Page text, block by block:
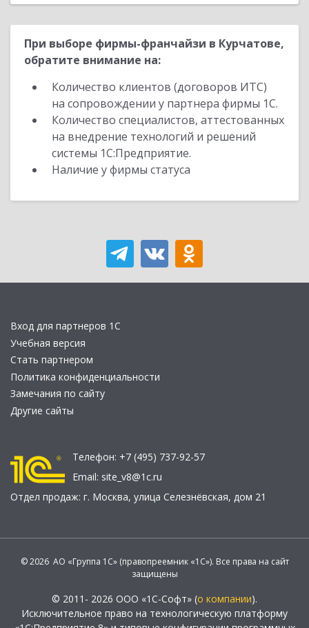
При выборе фирмы-франчайзи в Курчатове,
обратите внимание на:
Количество клиентов (договоров ИТС)
на сопровождении у партнера фирмы 1С.
Количество специалистов, аттестованных
на внедрение технологий и решений
системы 1С:Предприятие.
Наличие у фирмы статуса
Вход для партнеров 1С
Учебная версия
Стать партнером
Политика конфиденциальности
Замечания по сайту
Другие сайты
Телефон: +7 (495) 737-92-57
Email: site_v8@1c.ru
Отдел продаж: г. Москва, улица Селезнёвская, дом 21
© 2026 АО «Группа 1С» (правопреемник «1С»). Все права на сайт
защищены
© 2011- 2026 ООО «1С-Софт» (о компании).
Исключительное право на технологическую платформу